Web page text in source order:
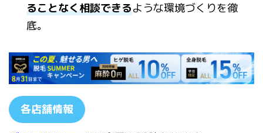
ることなく相談できるような環境づくりを徹
底。
各店舗情報